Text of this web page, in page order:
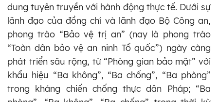
dung tuyên truyền với hành động thực tế. Dưới sự
lãnh đạo của đồng chí và lãnh đạo Bộ Công an,
phong trào “Bảo vệ trị an” (nay là phong trào
“Toàn dân bảo vệ an ninh Tổ quốc”) ngày càng
phát triển sâu rộng, từ “Phòng gian bảo mật” với
khẩu hiệu “Ba không”, “Ba chống”, “Ba phòng”
trong kháng chiến chống thực dân Pháp; “Ba